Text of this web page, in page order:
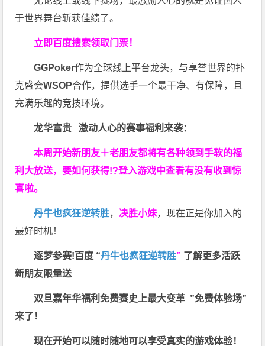
于世界舞台斩获佳绩了。
立即百度搜索领取门票！
GGPoker作为全球线上平台龙头，与享誉世界的扑
克盛会WSOP合作，提供选手一个最干净、有保障，且
充满乐趣的竞技环境。
龙华富贵 激动人心的赛事福利来袭：
本周开始新朋友＋老朋友都将有各种领到手软的福
利大放送，要如何获得!?登入游戏中查看有没有收到惊
喜啦。
丹牛也疯狂逆转胜， 决胜小妹，现在正是你加入的
最好时机！
逐梦参赛!百度 “丹牛也疯狂逆转胜” 了解更多活跃
新朋友限量送
双旦嘉年华福利免费赛史上最大变革 ”免费体验场”
来了！
现在开始可以随时随地可以享受真实的游戏体验！